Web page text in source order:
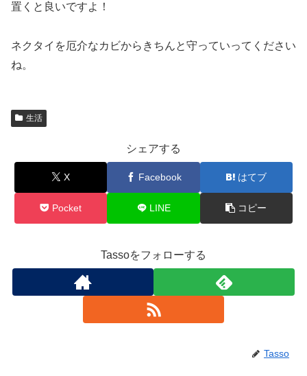
置くと良いですよ！
ネクタイを厄介なカビからきちんと守っていってください
ね。
生活
シェアする
X Facebook はてブ
Pocket LINE コピー
Tassoをフォローする
Tasso